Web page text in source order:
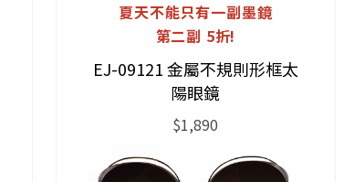
夏天不能只有一副墨鏡
第二副 5折!
EJ-09121 金屬不規則形框太
陽眼鏡
$1,890